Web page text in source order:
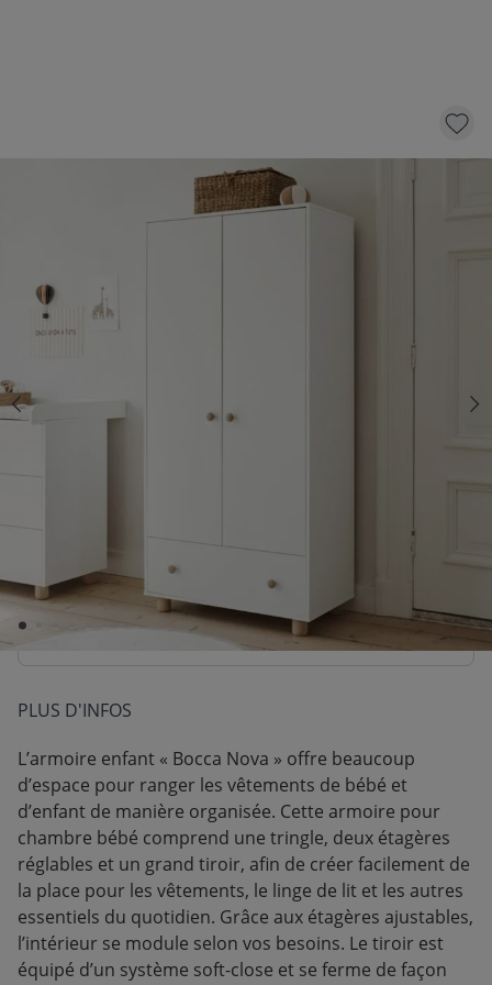
ARMOIRE ENFANT «BOCCA NOVA» | BLANC
août 2026.
Produit sûr et testé
Rigoureusement testé selon les normes
européennes en vigueur
PLUS D'INFOS
L’armoire enfant « Bocca Nova » offre beaucoup
d’espace pour ranger les vêtements de bébé et
d’enfant de manière organisée. Cette armoire pour
chambre bébé comprend une tringle, deux étagères
réglables et un grand tiroir, afin de créer facilement de
la place pour les vêtements, le linge de lit et les autres
essentiels du quotidien. Grâce aux étagères ajustables,
l’intérieur se module selon vos besoins. Le tiroir est
équipé d’un système soft-close et se ferme de façon